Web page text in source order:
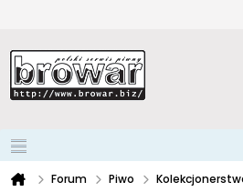
Forum Piwo